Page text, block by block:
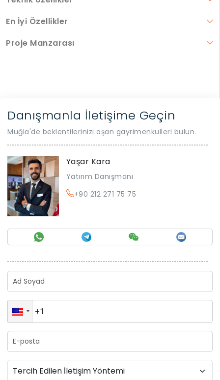
En İyi Özellikler
Proje Manzarası
Danışmanla İletişime Geçin
Muğla'de beklentilerinizi aşan gayrimenkulleri bulun.
Yaşar Kara
Yatırım Danışmanı
+90 212 271 75 75